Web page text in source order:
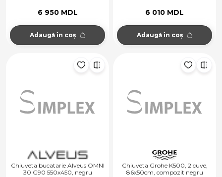
6 950 MDL
Adaugă în coș
6 010 MDL
Adaugă în coș
Chiuveta bucatarie Alveus OMNI
30 G90 550x450, negru
Chiuveta Grohe K500, 2 cuve,
86x50cm, compozit negru